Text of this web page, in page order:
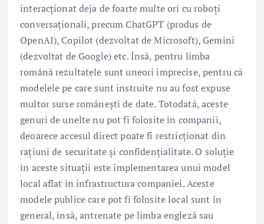
interacționat deja de foarte multe ori cu roboți
conversaționali, precum ChatGPT (produs de
OpenAI), Copilot (dezvoltat de Microsoft), Gemini
(dezvoltat de Google) etc. Însă, pentru limba
română rezultatele sunt uneori imprecise, pentru că
modelele pe care sunt instruite nu au fost expuse
multor surse românești de date. Totodată, aceste
genuri de unelte nu pot fi folosite în companii,
deoarece accesul direct poate fi restricționat din
rațiuni de securitate și confidențialitate. O soluție
în aceste situații este implementarea unui model
local aflat în infrastructura companiei. Aceste
modele publice care pot fi folosite local sunt în
general, însă, antrenate pe limba engleză sau